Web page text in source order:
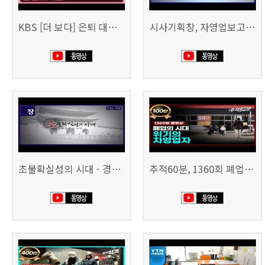
KBS [더 보다] 은퇴 대신 폐업 시사기획창, 자영업보고서 빚의 굴레 507회 (KBS 25.6.10)
초불확실성의 시대 - 경제를 구하라 494회 (KBS 25.2.11) 추적60분, 1360회 폐업의 시대, 위기의 자영업자